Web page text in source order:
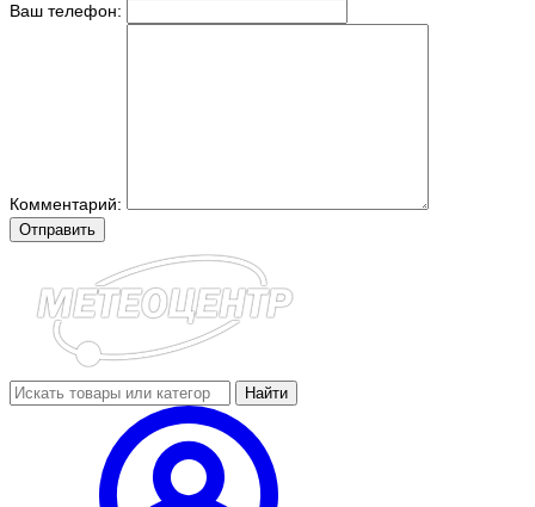
Ваш телефон:
Комментарий:
Отправить
Найти